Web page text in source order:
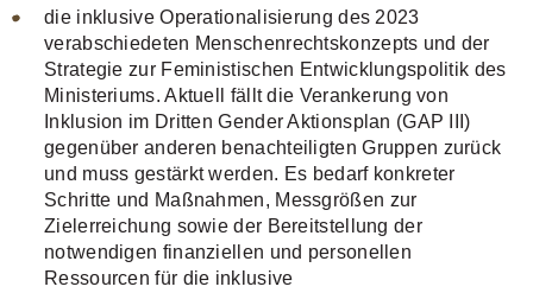
die inklusive Operationalisierung des 2023
verabschiedeten Menschenrechtskonzepts und der
Strategie zur Feministischen Entwicklungspolitik des
Ministeriums. Aktuell fällt die Verankerung von
Inklusion im Dritten Gender Aktionsplan (GAP III)
gegenüber anderen benachteiligten Gruppen zurück
und muss gestärkt werden. Es bedarf konkreter
Schritte und Maßnahmen, Messgrößen zur
Zielerreichung sowie der Bereitstellung der
notwendigen finanziellen und personellen
Ressourcen für die inklusive